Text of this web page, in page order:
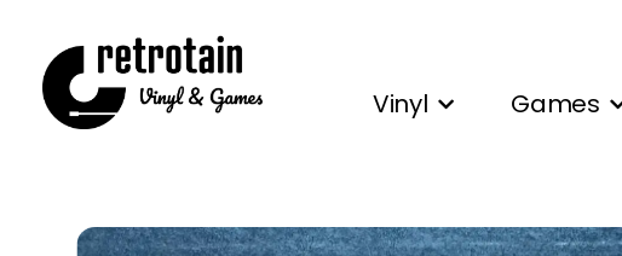
Vinyl Games